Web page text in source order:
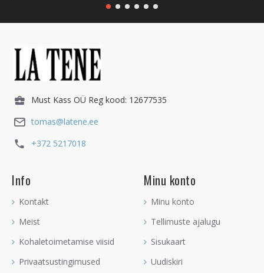
Must Kass OÜ Reg kood: 12677535
tomas@latene.ee
+372 5217018
Info
Kontakt
Meist
Kohaletoimetamise viisid
Privaatsustingimused
Minu konto
Minu konto
Tellimuste ajalugu
Sisukaart
Uudiskiri